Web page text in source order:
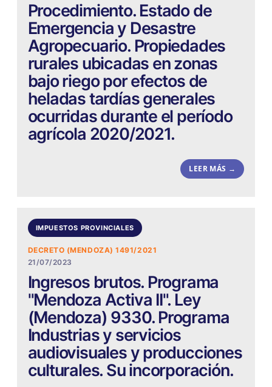
Procedimiento. Estado de
Emergencia y Desastre
Agropecuario. Propiedades
rurales ubicadas en zonas
bajo riego por efectos de
heladas tardías generales
ocurridas durante el período
agrícola 2020/2021.
LEER MÁS →
IMPUESTOS PROVINCIALES
DECRETO (MENDOZA) 1491/2021
21/07/2023
Ingresos brutos. Programa
"Mendoza Activa II". Ley
(Mendoza) 9330. Programa
Industrias y servicios
audiovisuales y producciones
culturales. Su incorporación.